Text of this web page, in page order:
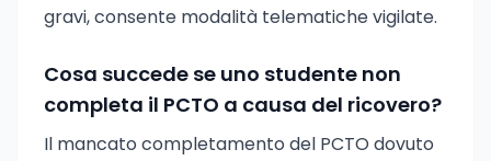
gravi, consente modalità telematiche vigilate.
Cosa succede se uno studente non
completa il PCTO a causa del ricovero?
Il mancato completamento del PCTO dovuto